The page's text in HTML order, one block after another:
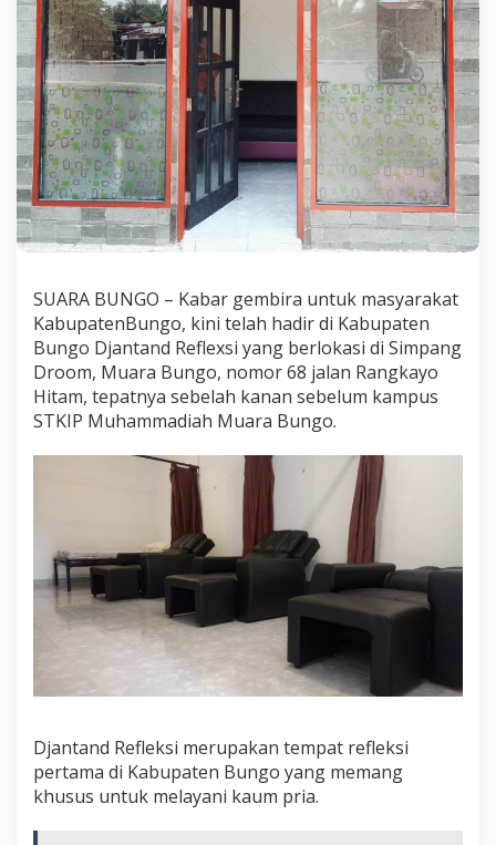
t
n
g
r
t
i
g
a
i
s
S
t
u
O
SUARA BUNGO – Kabar gembira untuk masyarakat
KabupatenBungo, kini telah hadir di Kabupaten
Bungo Djantand Reflexsi yang berlokasi di Simpang
Droom, Muara Bungo, nomor 68 jalan Rangkayo
Hitam, tepatnya sebelah kanan sebelum kampus
STKIP Muhammadiah Muara Bungo.
Djantand Refleksi merupakan tempat refleksi
pertama di Kabupaten Bungo yang memang
khusus untuk melayani kaum pria.